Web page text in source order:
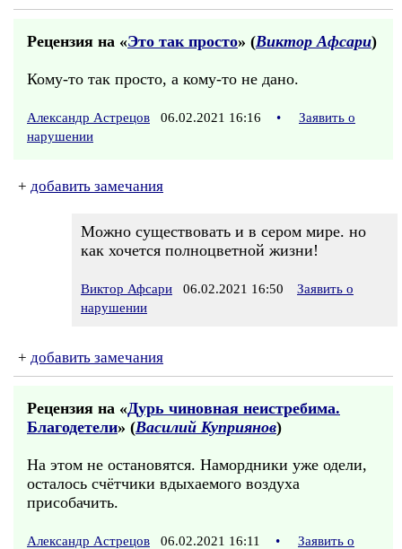
Рецензия на «Это так просто» (Виктор Афсари)
Кому-то так просто, а кому-то не дано.
Александр Астрецов 06.02.2021 16:16 •
Заявить о
нарушении
+ добавить замечания
Можно существовать и в сером мире. но
как хочется полноцветной жизни!
Виктор Афсари 06.02.2021 16:50
Заявить о
нарушении
+ добавить замечания
Рецензия на «Дурь чиновная неистребима.
Благодетели» (Василий Куприянов)
На этом не остановятся. Намордники уже одели,
осталось счётчики вдыхаемого воздуха
присобачить.
Александр Астрецов 06.02.2021 16:11 •
Заявить о